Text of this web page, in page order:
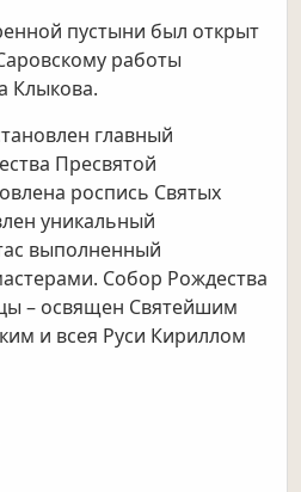
пустыни был открыт
работы
Клыкова.
главный
Пресвятой
роспись Святых
уникальный
выполненный
Собор Рождества
– освящен Святейшим
и всея Руси Кириллом